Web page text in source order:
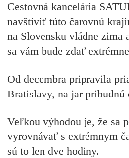
Cestovná kancelária
navštíviť túto čarovnú
na Slovensku vládne zima
sa vám bude zdať
Od decembra pripravila
Bratislavy, na jar pribudnú
Veľkou výhodou je, že sa
vyrovnávať s extrémnym
sú to len dve hodiny.